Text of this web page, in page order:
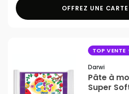
OFFREZ UNE
TOP VENTE
Darwi
Pâte à
Super